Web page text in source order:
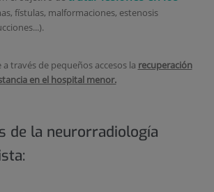
fístulas, malformaciones, estenosis
a través de pequeños accesos la recuperación
en el hospital menor.
de la neurorradiología